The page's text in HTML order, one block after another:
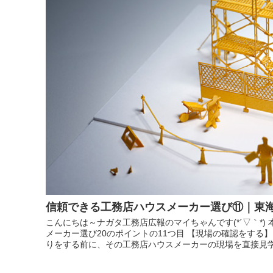
信頼できる工務店ハウスメーカー選び⑪｜東
こんにちは～ナガタ工務店広報のマイちゃんです(*´▽｀*)
メーカー選び20のポイントの11つ目 【現場の確認をする
りをする前に、その工務店ハウスメーカーの現場を直接見